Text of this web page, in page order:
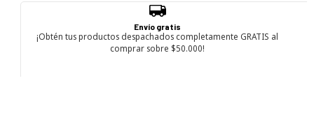
Envío gratis
¡Obtén tus productos despachados completamente GRATIS al
comprar sobre $50.000!